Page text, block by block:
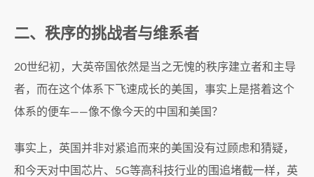
二、秩序的挑战者与维系者
20世纪初，大英帝国依然是当之无愧的秩序建立者和主导
者，而在这个体系下飞速成长的美国，事实上是搭着这个
体系的便车——像不像今天的中国和美国？
事实上，英国并非对紧追而来的美国没有过顾虑和猜疑，
和今天对中国芯片、5G等高科技行业的围追堵截一样，英